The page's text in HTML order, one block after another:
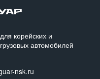
корейских и
автомобилей
nsk.ru